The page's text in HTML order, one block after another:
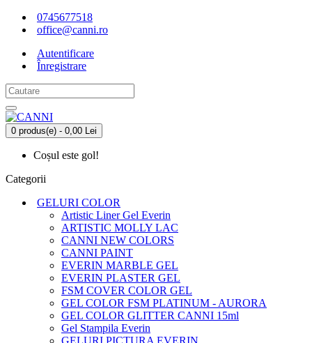
0745677518
office@canni.ro
Autentificare
Înregistrare
0 produs(e) - 0,00 Lei
Coșul este gol!
Categorii
GELURI COLOR
Artistic Liner Gel Everin
ARTISTIC MOLLY LAC
CANNI NEW COLORS
CANNI PAINT
EVERIN MARBLE GEL
EVERIN PLASTER GEL
FSM COVER COLOR GEL
GEL COLOR FSM PLATINUM - AURORA
GEL COLOR GLITTER CANNI 15ml
Gel Stampila Everin
GELURI PICTURA EVERIN